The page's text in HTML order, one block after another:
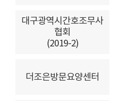
대구광역시간호조무사
협회
(2019-2)
더조은방문요양센터